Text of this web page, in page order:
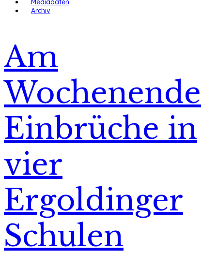
Mediadaten
Archiv
Am
Wochenende
Einbrüche in
vier
Ergoldinger
Schulen